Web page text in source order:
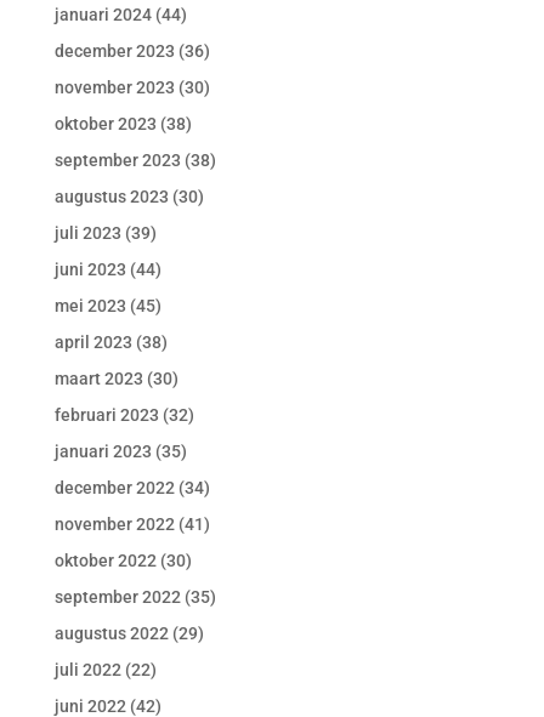
januari 2024(44)
december 2023 (36)
november 2023 (30)
oktober 2023 (38)
september 2023 (38)
augustus 2023 (30)
juli 2023 (39)
juni 2023 (44)
mei 2023 (45)
april 2023 (38)
maart 2023 (30)
februari 2023 (32)
januari 2023 (35)
december 2022 (34)
november 2022 (41)
oktober 2022 (30)
september 2022 (35)
augustus 2022 (29)
juli 2022 (22)
juni 2022 (42)